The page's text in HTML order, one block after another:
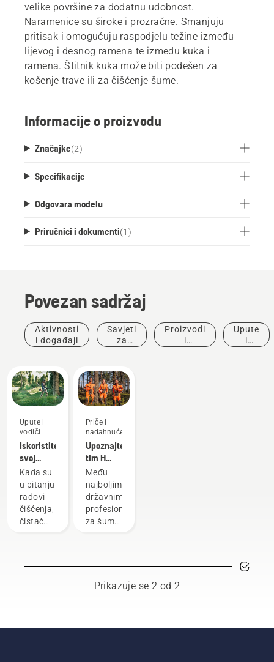
velike površine za dodatnu udobnost.
Naramenice su široke i prozračne. Smanjuju
pritisak i omogućuju raspodjelu težine između
lijevog i desnog ramena te između kuka i
ramena. Štitnik kuka može biti podešen za
košenje trave ili za čišćenje šume.
Informacije o proizvodu
Značajke(2)
Specifikacije
Odgovara modelu
Priručnici i dokumenti(1 )
Povezan sadržaj
Aktivnosti
i događaji
Savjeti
za
Proizvodi
i
Upute
i
Upute i
vodiči
Iskoristite
svoj
čistač
šikare na
najbolji
mogući
način
Kada su
u pitanju
radovi
čišćenja,
čistač
ovom
Priče i
nadahnuće
Upoznajte
tim H
tvrtke
Husqvarna–
naše
najzahtjevnije
korisnike
Među
najboljim
državnim
profesionalcima
za šume
globalnu
grupu
Prikazuje se 2 od 2